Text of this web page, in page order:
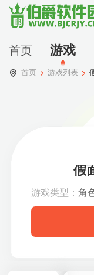
首页 游戏
首页 游戏列表
假
游戏类型： 角